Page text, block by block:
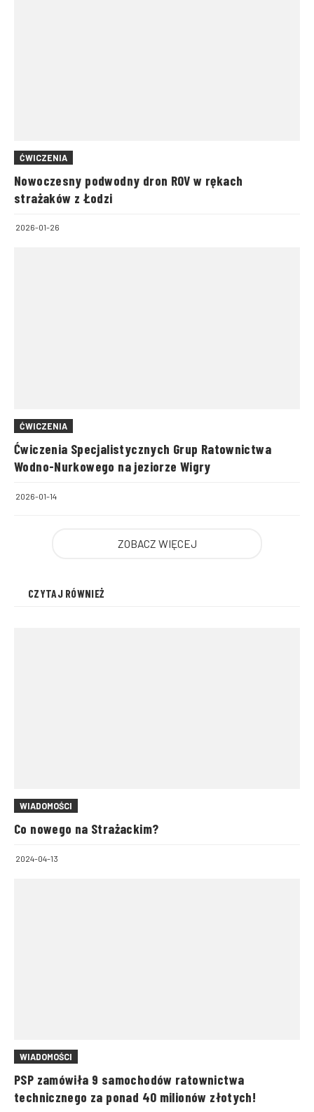
ĆWICZENIA
Nowoczesny podwodny dron ROV w rękach
strażaków z Łodzi
2026-01-26
ĆWICZENIA
Ćwiczenia Specjalistycznych Grup Ratownictwa
Wodno-Nurkowego na jeziorze Wigry
2026-01-14
ZOBACZ WIĘCEJ
CZYTAJ RÓWNIEŻ
WIADOMOŚCI
Co nowego na Strażackim?
2024-04-13
WIADOMOŚCI
PSP zamówiła 9 samochodów ratownictwa
technicznego za ponad 40 milionów złotych!